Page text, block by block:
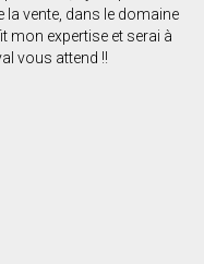
la vente, dans le domaine
mon expertise et serai à
vous attend !!